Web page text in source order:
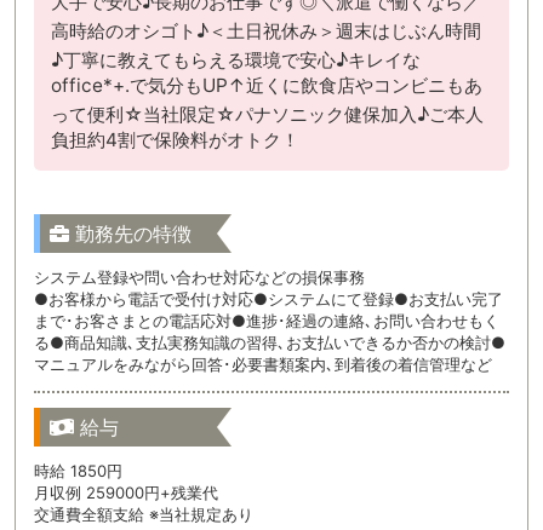
高時給のオシゴト♪＜土日祝休み＞週末はじぶん時間
♪丁寧に教えてもらえる環境で安心♪キレイな
office*+.で気分もUP↑近くに飲食店やコンビニもあ
って便利☆当社限定☆パナソニック健保加入♪ご本人
負担約4割で保険料がオトク！
勤務先の特徴
システム登録や問い合わせ対応などの損保事務
●お客様から電話で受付け対応●システムにて登録●お支払い完了
まで･お客さまとの電話応対●進捗･経過の連絡､お問い合わせもく
る●商品知識､支払実務知識の習得､お支払いできるか否かの検討●
マニュアルをみながら回答･必要書類案内､到着後の着信管理など
給与
時給 1850円
月収例 259000円+残業代
交通費全額支給 ※当社規定あり